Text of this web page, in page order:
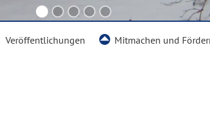
Veröffentlichungen Mitmachen und